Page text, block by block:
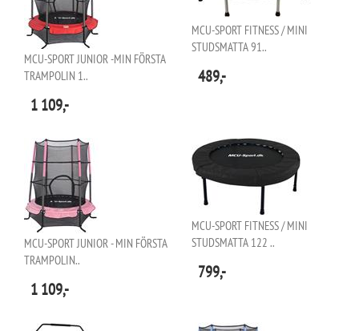
MCU-SPORT JUNIOR -MIN FÖRSTA
TRAMPOLIN 1..
1 109,-
MCU-SPORT FITNESS / MINI
STUDSMATTA 91..
489,-
MCU-SPORT JUNIOR - MIN FÖRSTA
TRAMPOLIN..
1 109,-
MCU-SPORT FITNESS / MINI
STUDSMATTA 122 ..
799,-